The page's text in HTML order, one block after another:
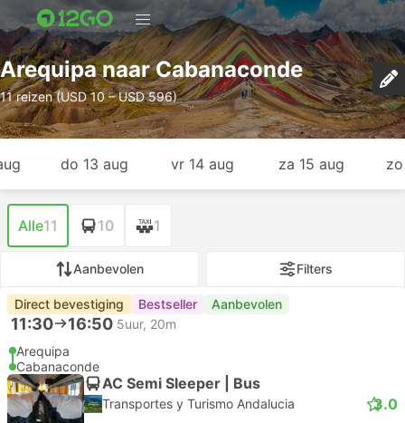
Arequipa naar Cabanaconde
11 reizen (USD 10 – USD 596)
do 13 aug vr 14 aug za 15 aug
Alle11 10 1
Aanbevolen Filters
Direct bevestiging Bestseller Aanbevolen
11:30 16:50 5uur, 20m
Arequipa
Cabanaconde
AC Semi Sleeper | Bus
Transportes y Turismo Andalucia 3.0